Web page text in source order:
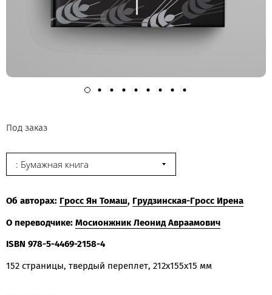
Под заказ
: Бумажная книга
Об авторах: Гросс Ян Томаш, Грудзинская-Гросс Ирена
О переводчике: Мосионжник Леонид Авраамович
ISBN 978-5-4469-2158-4
152 страницы, твердый переплет, 212x155x15 мм